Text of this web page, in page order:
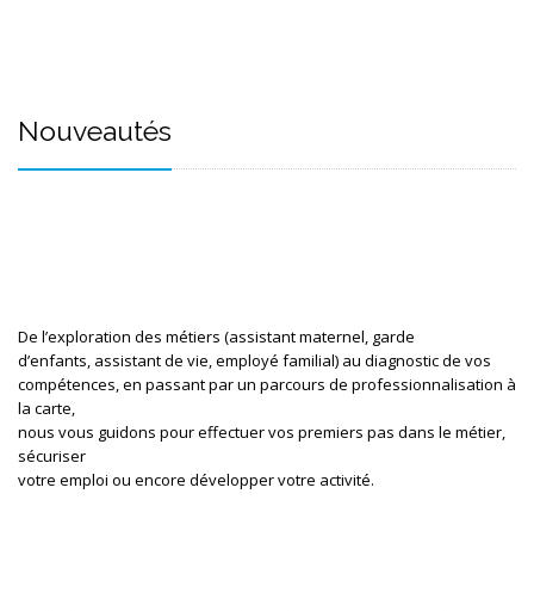
Nouveautés
De l’exploration des métiers (assistant maternel, garde
d’enfants, assistant de vie, employé familial) au diagnostic de vos
compétences, en passant par un parcours de professionnalisation à
la carte,
nous vous guidons pour effectuer vos premiers pas dans le métier,
sécuriser
votre emploi ou encore développer votre activité.